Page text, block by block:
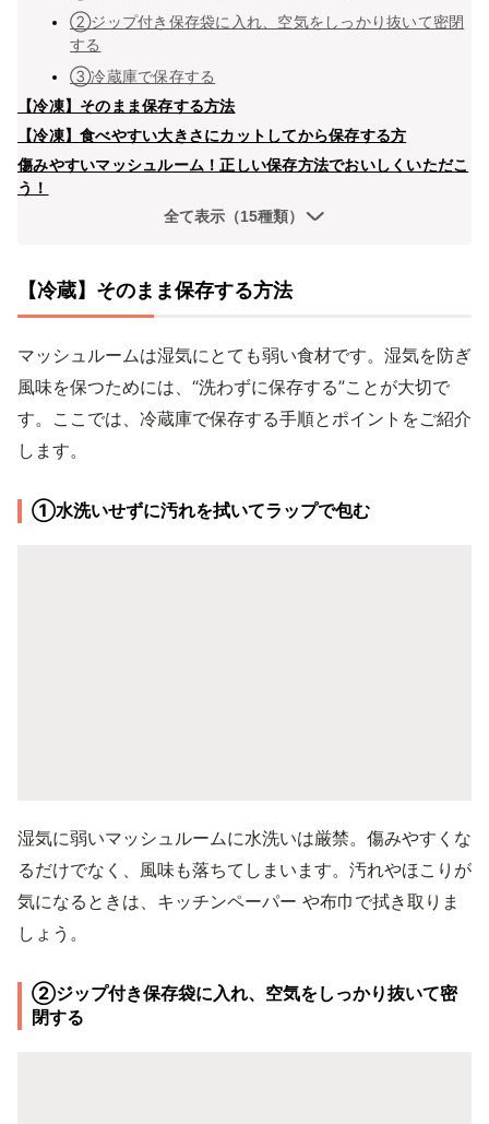
②ジップ付き保存袋に入れ、空気をしっかり抜いて密閉
する
③冷蔵庫で保存する
【冷凍】そのまま保存する方法
【冷凍】食べやすい大きさにカットしてから保存する方
傷みやすいマッシュルーム！正しい保存方法でおいしくいただこ
う！
全て表示（15種類）
【冷蔵】そのまま保存する方法
マッシュルームは湿気にとても弱い食材です。湿気を防ぎ
風味を保つためには、“洗わずに保存する”ことが大切で
す。ここでは、冷蔵庫で保存する手順とポイントをご紹介
します。
①水洗いせずに汚れを拭いてラップで包む
湿気に弱いマッシュルームに水洗いは厳禁。傷みやすくな
るだけでなく、風味も落ちてしまいます。汚れやほこりが
気になるときは、キッチンペーパー や布巾で拭き取りま
しょう。
②ジップ付き保存袋に入れ、空気をしっかり抜いて密
閉する